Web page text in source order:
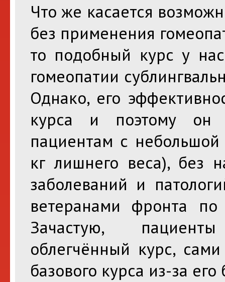
Что же касается
без применения
то подобный курс у
гомеопатии
Однако, его
курса и поэтому он
пациентам с
кг лишнего веса), без
заболеваний и
ветеранами фронта
Зачастую,
облегчённый курс,
базового курса из-за